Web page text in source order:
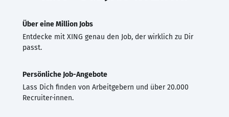
Über eine Million Jobs
Entdecke mit XING genau den Job, der wirklich zu Dir
passt.
Persönliche Job-Angebote
Lass Dich finden von Arbeitgebern und über 20.000
Recruiter·innen.